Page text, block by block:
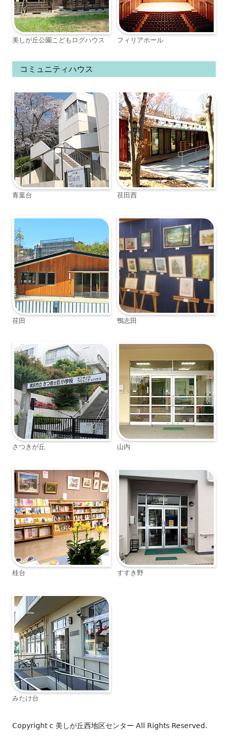
美しが丘公園こどもログハウス フィリアホール
コミュニティハウス
青葉台 荏田西
荏田 鴨志田
さつきが丘 山内
桂台 すすき野
みたけ台
Copyright c 美しが丘西地区センター All Rights Reserved.